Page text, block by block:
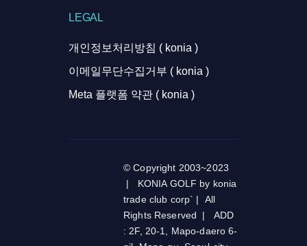
LEGAL
개인정보처리방침 ( konia )
이메일무단수집거부 ( konia )
Meta 플랫폼 약관 ( konia )
© Copyright 2003~2023
| KONIA GOLF by konia
trade club corp` | All
Rights Reserved | ADD
: 2F, 20-1, Mapo-daero 6-